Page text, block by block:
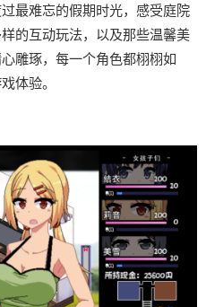
最难忘的假期时光，感受庭院
的互动玩法，以及那些温馨美
雕琢，每一个角色都栩栩如
体验。